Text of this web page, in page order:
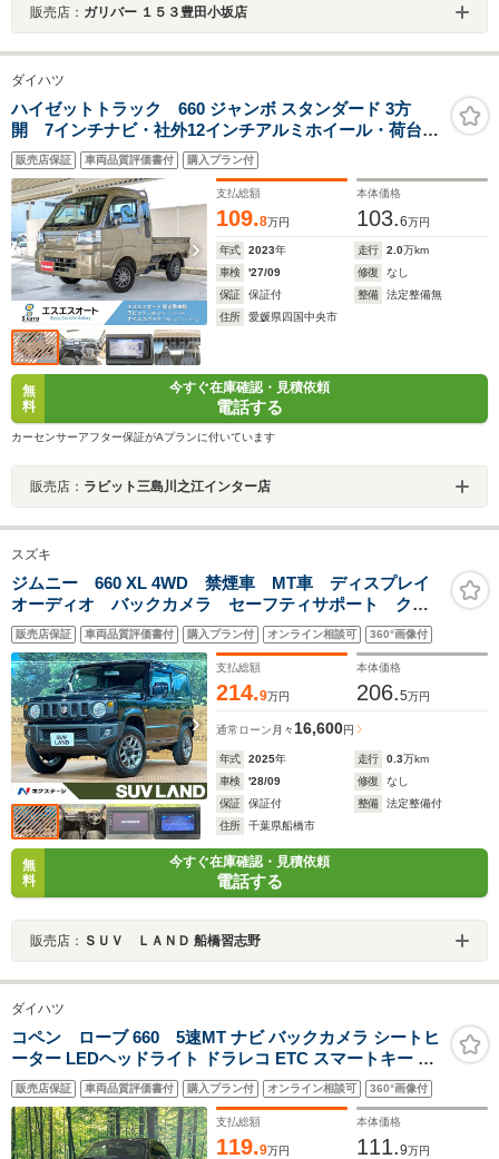
販売店： ガリバー １５３豊田小坂店
ダイハツ
ハイゼットトラック 660 ジャンボ スタンダード 3方
開 7インチナビ・社外12インチアルミホイール・荷台ゴ
ムマット・ドアバイザー・ブリムカバー・パーキングセ
ンサー・ヘッドライトレベライザー・オートライト・オ
ートハイビーム・ワンオーナー
販売店保証 車両品質評価書付 購入プラン付
支払総額
109.8万円
本体価格
103.6万円
年式 2023年 走行 2.0万km
車検
'27/09 修復
なし
保証
保証付 整備
法定整備無
住所
愛媛県四国中央市
無
料
今すぐ在庫確認・見積依頼
電話する
カーセンサーアフター保証がAプランに付いています
販売店： ラビット三島川之江インター店
スズキ
ジムニー 660 XL 4WD 禁煙車 MT車 ディスプレイ
オーディオ バックカメラ セーフティサポート クリ
アランスソナー シートヒーター 純正16インチアルミ
ホイール Bluetooth接続 スマートキー
販売店保証 車両品質評価書付 購入プラン付 オンライン相談可 360°画像付
支払総額
214.9万円
本体価格
206.5万円
通常ローン 月々 16,600円
年式 2025年 走行 0.3万km
車検
'28/09 修復
なし
保証
保証付 整備
法定整備付
住所
千葉県船橋市
無
料
今すぐ在庫確認・見積依頼
電話する
販売店： ＳＵＶ ＬＡＮＤ 船橋習志野
ダイハツ
コペン ローブ 660 5速MT ナビ バックカメラ シートヒ
ーター LEDヘッドライト ドラレコ ETC スマートキー 純
正16インチAW オートエアコン Bluetooth
販売店保証 車両品質評価書付 購入プラン付 オンライン相談可 360°画像付
支払総額
119.9万円
本体価格
111.9万円